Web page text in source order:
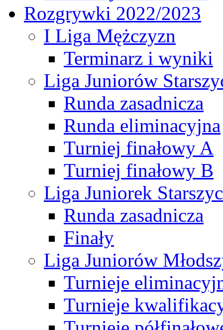
Rozgrywki 2022/2023
I Liga Mężczyzn
Terminarz i wyniki
Liga Juniorów
Runda zasadnicza
Runda eliminacyjna
Turniej finałowy A
Turniej finałowy B
Liga Juniorek
Runda zasadnicza
Finały
Liga Juniorów
Turnieje
Turnieje